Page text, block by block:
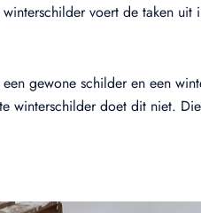
voert de taken
gewone schilder en een
winterschilder doet dit niet.